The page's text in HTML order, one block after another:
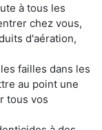
à tous les
chez vous,
d'aération,
failles dans les
au point une
tous vos